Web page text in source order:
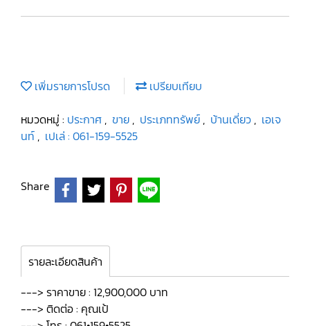
เพิ่มรายการโปรด
เปรียบเทียบ
หมวดหมู่ : ประกาศ , ขาย , ประเภททรัพย์ , บ้านเดี่ยว , เอเจ
นท์ , เปเล่ : 061-159-5525
Share
รายละเอียดสินค้า
---> ราคาขาย : 12,900,000 บาท
---> ติดต่อ : คุณเป้